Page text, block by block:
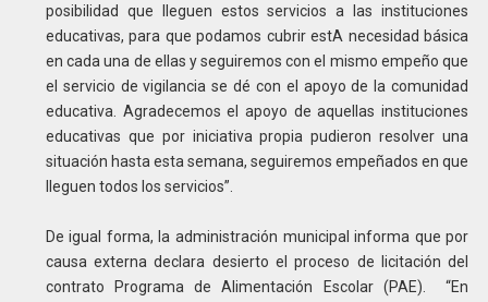
posibilidad que lleguen estos servicios a las instituciones
educativas, para que podamos cubrir estA necesidad básica
en cada una de ellas y seguiremos con el mismo empeño que
el servicio de vigilancia se dé con el apoyo de la comunidad
educativa. Agradecemos el apoyo de aquellas instituciones
educativas que por iniciativa propia pudieron resolver una
situación hasta esta semana, seguiremos empeñados en que
lleguen todos los servicios”.
De igual forma, la administración municipal informa que por
causa externa declara desierto el proceso de licitación del
contrato Programa de Alimentación Escolar (PAE). “En